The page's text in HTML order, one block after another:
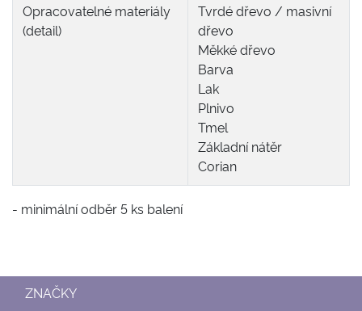
Opracovatelné materiály
(detail)
Tvrdé dřevo / masivní
dřevo
Měkké dřevo
Barva
Lak
Plnivo
Tmel
Základní nátěr
Corian
- minimální odběr 5 ks balení
ZNAČKY